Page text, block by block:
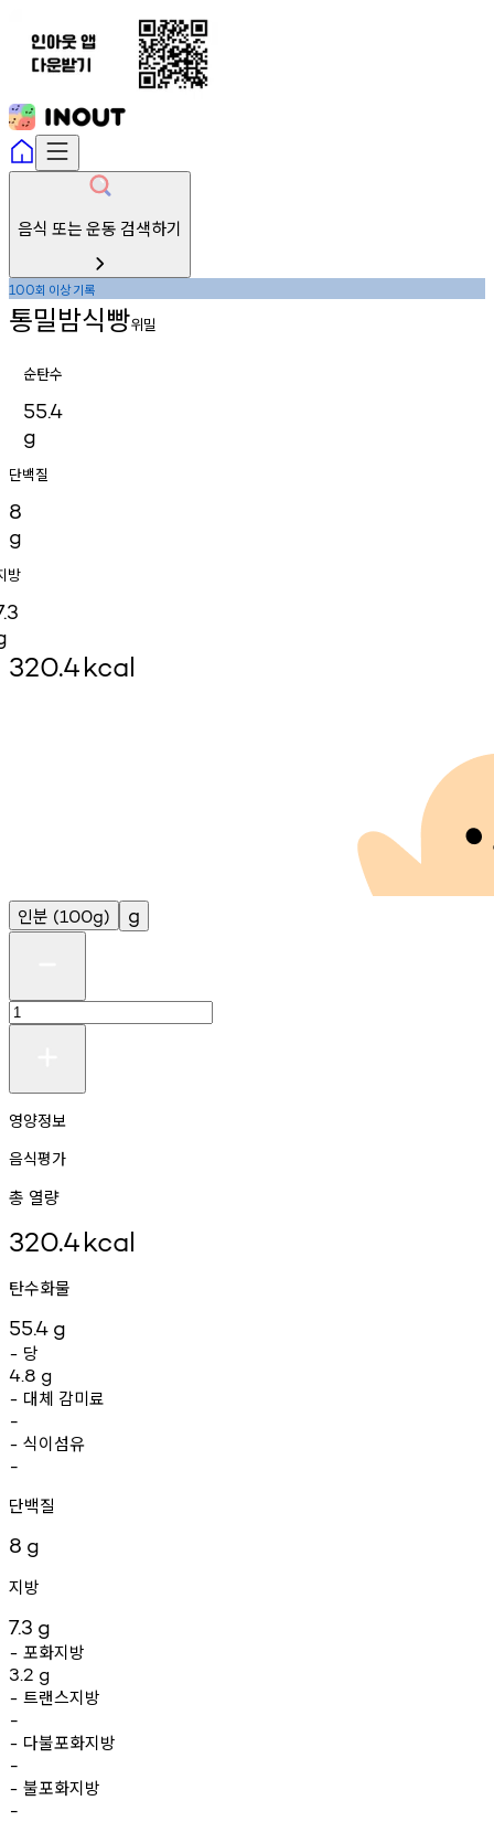
음식 또는 운동 검색하기
100회 이상기록
통밀밤식빵위밀
순탄수
55.4
g
단백질
8
g
방
320.4kcal
인분 (100g) g
영양정보
음식평가
총 열량
320.4kcal
탄수화물
55.4 g
- 당
4.8 g
- 대체 감미료
-
- 식이섬유
-
단백질
8 g
지방
7.3 g
- 포화지방
3.2 g
- 트랜스지방
-
- 다불포화지방
-
- 불포화지방
-